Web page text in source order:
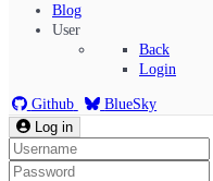
Blog
User
Back
Login
Github BlueSky
Index
Recent Topics
Log in